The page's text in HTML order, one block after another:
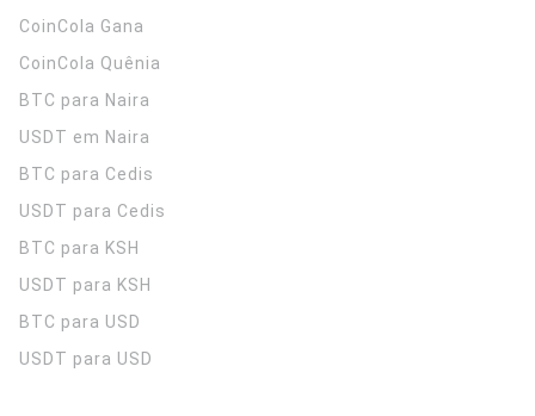
CoinCola Gana
CoinCola Quênia
BTC para Naira
USDT em Naira
BTC para Cedis
USDT para Cedis
BTC para KSH
USDT para KSH
BTC para USD
USDT para USD